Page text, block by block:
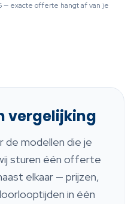
— exacte offerte hangt af van je
vergelijking
de modellen die je
sturen één offerte
elkaar — prijzen,
in één